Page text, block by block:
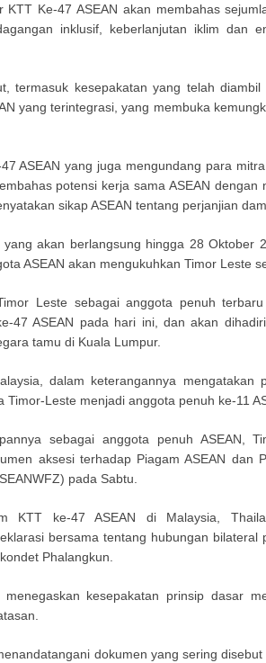
KTT Ke-47 ASEAN akan membahas
inklusif, keberlanjutan iklim dan
termasuk kesepakatan yang telah
yang terintegrasi, yang membuka
ASEAN yang juga mengundang para
potensi kerja sama ASEAN
sikap ASEAN tentang perjanjian
yang akan berlangsung hingga 28 Oktober
ASEAN akan mengukuhkan Timor Leste
Leste sebagai anggota penuh
47 ASEAN pada hari ini, dan akan
tamu di Kuala Lumpur.
dalam keterangannya mengatakan
Timor-Leste menjadi anggota penuh ke-11
sebagai anggota penuh ASEAN,
aksesi terhadap Piagam ASEAN dan
pada Sabtu.
KTT ke-47 ASEAN di Malaysia,
bersama tentang hubungan
Phalangkun.
menegaskan kesepakatan prinsip dasar
dokumen yang sering